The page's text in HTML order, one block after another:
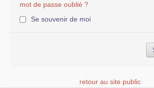
mot de passe oublié ?
Se souvenir de moi
retour au site public